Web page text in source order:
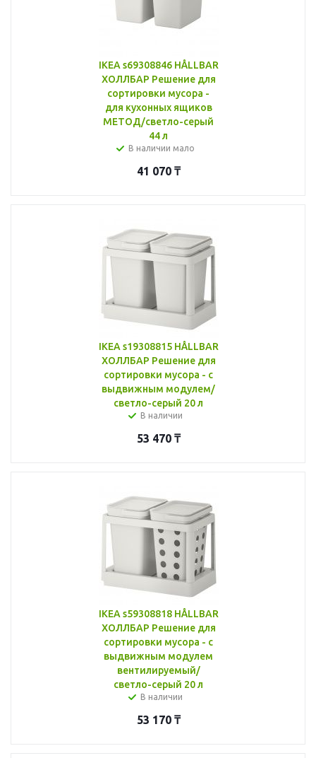
IKEA s69308846 HÅLLBAR
ХОЛЛБАР Решение для
сортировки мусора -
для кухонных ящиков
МЕТОД/светло-серый
44 л
В наличии мало
41 070₸
IKEA s19308815 HÅLLBAR
ХОЛЛБАР Решение для
сортировки мусора - с
выдвижным модулем/
светло-серый 20 л
В наличии
53 470₸
IKEA s59308818 HÅLLBAR
ХОЛЛБАР Решение для
сортировки мусора - с
выдвижным модулем
вентилируемый/
светло-серый 20 л
В наличии
53 170₸